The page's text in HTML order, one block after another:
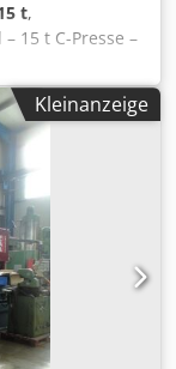
t,
15 t C-Presse –
hydraulische
Hidrobrasil
ist für
sich ideal
in
Daten +
– 15 t ====
- Modell:
/
kN) -
ca.
800 × 1.900 mm
Kleinanzeige